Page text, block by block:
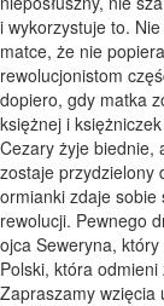
i wykorzystuje to.
matce, że nie
rewolucjonistom
dopiero, gdy matka
księżnej i
Cezary żyje biednie,
zostaje przydzielony
ormianki zdaje
rewolucji. Pewnego
ojca Seweryna,
Polski, która
Zapraszamy wzięcia